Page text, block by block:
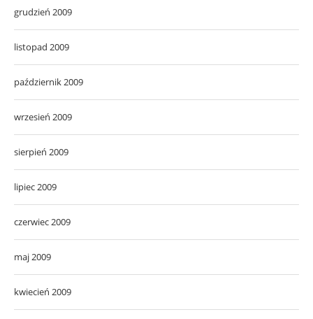
grudzień 2009
listopad 2009
październik 2009
wrzesień 2009
sierpień 2009
lipiec 2009
czerwiec 2009
maj 2009
kwiecień 2009